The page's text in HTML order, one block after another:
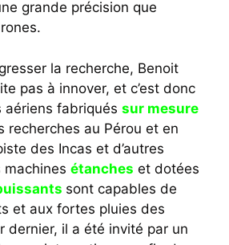
grande précision que
la recherche, Benoit
pas à innover, et c’est donc
aériens fabriqués sur mesure
recherches au Pérou et en
des Incas et d’autres
machines étanches et dotées
sont capables de
et aux fortes pluies des
dernier, il a été invité par un